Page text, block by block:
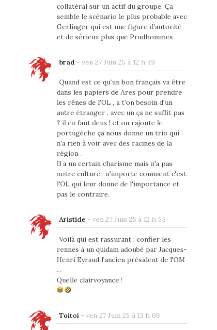
collatéral sur un actif du groupe. Ça
semble le scénario le plus probable avec
Gerlinger qui est une figure d’autorité
et de sérieux plus que Prudhommes
brad - ven 27 Juin 25 à 12 h 49
Quand est ce qu'un bon français va être
dans les papiers de Ares pour prendre
les rênes de l'OL , a t'on besoin d'un
autre étranger , avec un ça ne suffit pas
? il en faut deux ! et on rajoute le
portugéche ça nous donne un trio qui
n'a rien à voir avec des racines de la
région .
Il a un certain charisme mais n'a pas
notre culture , n'importe comment c'est
l'OL qui leur donne de l'importance et
pas le contraire.
Aristide- ven 27 Juin 25 à 12 h 55
Voilà qui est rassurant : confier les
rennes à un quidam adoubé par Jacques-
Henri Eyraud l'ancien président de l'OM
...
Quelle clairvoyance !
Toitoi - ven 27 Juin 25 à 13 h 09